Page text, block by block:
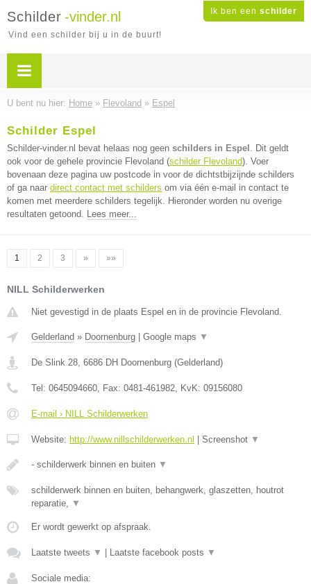
Ik ben een schilder
Schilder -vinder.nl
Vind een schilder bij u in de buurt!
U bent nu hier: Home » Flevoland » Espel
Schilder Espel
Schilder-vinder.nl bevat helaas nog geen schilders in Espel . Dit geldt
ook voor de gehele provincie Flevoland (schilder Flevoland). Voer
bovenaan deze pagina uw postcode in voor de dichtstbijzijnde schilders
of ga naar direct contact met schilders om via één e-mail in contact te
komen met meerdere schilders tegelijk. Hieronder worden nu overige
resultaten getoond. Lees meer...
1 2 3 » »»
NILL Schilderwerken
Niet gevestigd in de plaats Espel en in de provincie Flevoland.
Gelderland » Doornenburg Google maps ▼
De Slink 28, 6686 DH Doornenburg (Gelderland)
Tel: 0645094660, Fax: 0481-461982, KvK: 09156080
E-mail › NILL Schilderwerken
Website: http://www.nillschilderwerken.nl Screenshot ▼
- schilderwerk binnen en buiten ▼
schilderwerk binnen en buiten, behangwerk, glaszetten, houtrot
reparatie, ▼
Er wordt gewerkt op afspraak.
Laatste tweets ▼ Laatste facebook posts ▼
Sociale media: